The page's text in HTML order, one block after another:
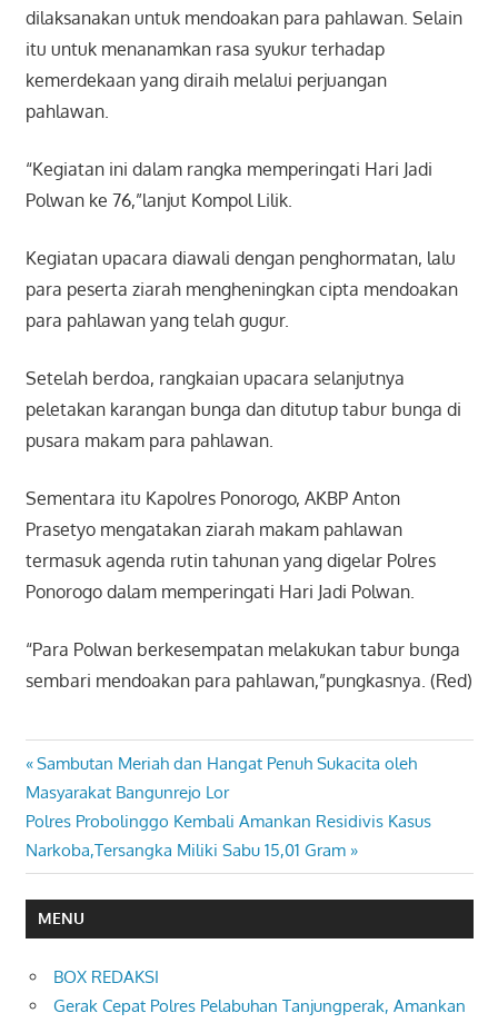
dilaksanakan untuk mendoakan para pahlawan. Selain
itu untuk menanamkan rasa syukur terhadap
kemerdekaan yang diraih melalui perjuangan
pahlawan.
“Kegiatan ini dalam rangka memperingati Hari Jadi
Polwan ke 76,”lanjut Kompol Lilik.
Kegiatan upacara diawali dengan penghormatan, lalu
para peserta ziarah mengheningkan cipta mendoakan
para pahlawan yang telah gugur.
Setelah berdoa, rangkaian upacara selanjutnya
peletakan karangan bunga dan ditutup tabur bunga di
pusara makam para pahlawan.
Sementara itu Kapolres Ponorogo, AKBP Anton
Prasetyo mengatakan ziarah makam pahlawan
termasuk agenda rutin tahunan yang digelar Polres
Ponorogo dalam memperingati Hari Jadi Polwan.
“Para Polwan berkesempatan melakukan tabur bunga
sembari mendoakan para pahlawan,”pungkasnya. (Red)
Navigasi
pos
Previous
Post:
Sambutan Meriah dan Hangat Penuh Sukacita oleh
Masyarakat Bangunrejo Lor
Next
Post:
Polres Probolinggo Kembali Amankan Residivis Kasus
Narkoba,Tersangka Miliki Sabu 15,01 Gram
MENU
BOX REDAKSI
Gerak Cepat Polres Pelabuhan Tanjungperak, Amankan